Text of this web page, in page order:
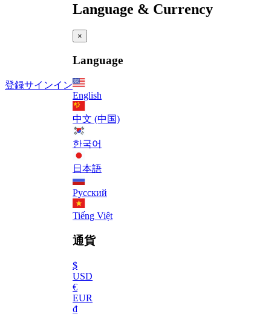
登録サインイン
Language & Currency
×
Language
English
中文 (中国)
한국어
日本語
Русский
Tiếng Việt
通貨
$
USD
€
EUR
₫